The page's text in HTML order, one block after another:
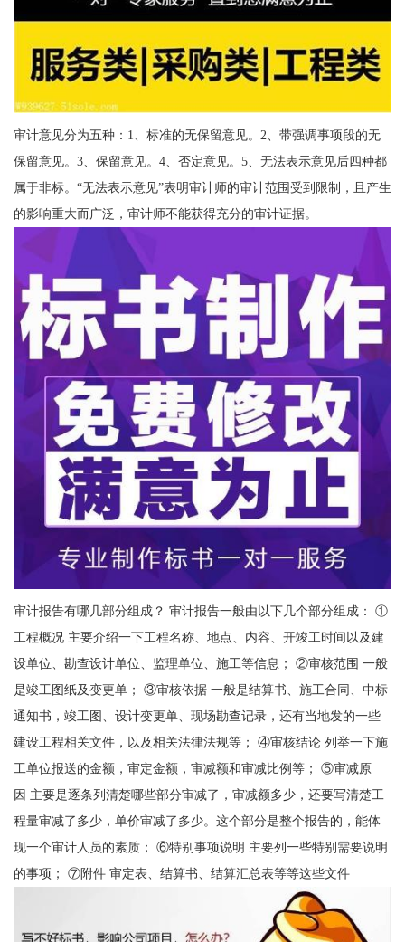
审计意见分为五种：1、标准的无保留意见。2、带强调事项段的无
保留意见。3、保留意见。4、否定意见。5、无法表示意见后四种都
属于非标。“无法表示意见”表明审计师的审计范围受到限制，且产生
的影响重大而广泛，审计师不能获得充分的审计证据。
审计报告有哪几部分组成？ 审计报告一般由以下几个部分组成： ①
工程概况 主要介绍一下工程名称、地点、内容、开竣工时间以及建
设单位、勘查设计单位、监理单位、施工等信息； ②审核范围 一般
是竣工图纸及变更单； ③审核依据 一般是结算书、施工合同、中标
通知书，竣工图、设计变更单、现场勘查记录，还有当地发的一些
建设工程相关文件，以及相关法律法规等； ④审核结论 列举一下施
工单位报送的金额，审定金额，审减额和审减比例等； ⑤审减原
因 主要是逐条列清楚哪些部分审减了，审减额多少，还要写清楚工
程量审减了多少，单价审减了多少。这个部分是整个报告的，能体
现一个审计人员的素质； ⑥特别事项说明 主要列一些特别需要说明
的事项； ⑦附件 审定表、结算书、结算汇总表等等这些文件